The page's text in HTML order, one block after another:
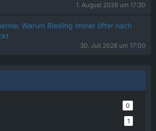
1. August 2026 um 17:20
Warum Riesling immer öfter nach
30. Juli 2026 um 17:00
0
1